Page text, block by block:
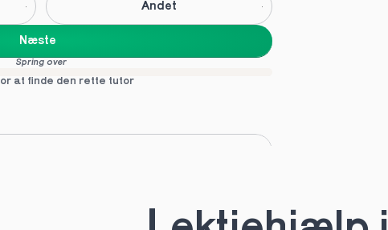
Andet
Næste
Spring over
at finde den rette tutor